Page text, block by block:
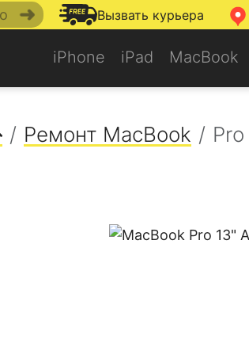
➜ Вызвать курьера
iPhone iPad MacBook
Сервисный центр Apple
Ремонт MacBook